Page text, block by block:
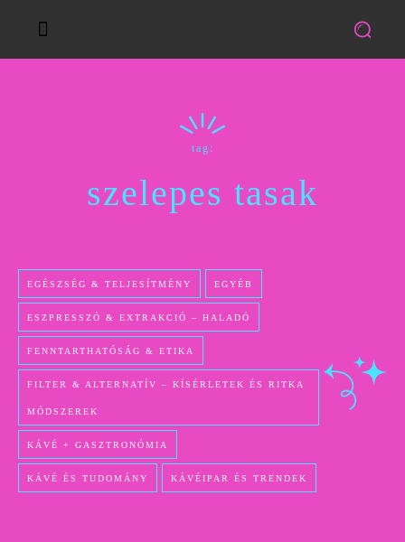
tag:
szelepes tasak
EGÉSZSÉG & TELJESÍTMÉNY EGYÉB
ESZPRESSZÓ & EXTRAKCIÓ – HALADÓ
FENNTARTHATÓSÁG & ETIKA
FILTER & ALTERNATÍV – KÍSÉRLETEK ÉS RITKA
MÓDSZEREK
KÁVÉ + GASZTRONÓMIA
KÁVÉ ÉS TUDOMÁNY KÁVÉIPAR ÉS TRENDEK